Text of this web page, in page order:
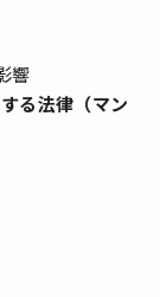
響
る法律（マン